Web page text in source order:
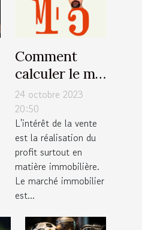
Comment
calculer le m²
?
24 octobre 2023
20:50
L'intérêt de la vente
est la réalisation du
profit surtout en
matière immobilière.
Le marché immobilier
est...